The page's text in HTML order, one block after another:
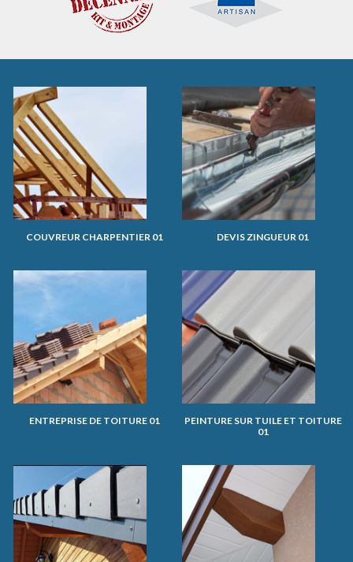
COUVREUR CHARPENTIER 01 DEVIS ZINGUEUR 01
ENTREPRISE DE TOITURE 01
PEINTURE SUR TUILE ET TOITURE
01